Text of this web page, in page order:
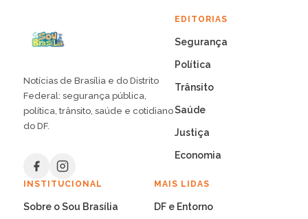
Notícias de Brasília e do Distrito
Federal: segurança pública,
política, trânsito, saúde e cotidiano
do DF.
EDITORIAS
Segurança
Política
Trânsito
Saúde
Justiça
Economia
INSTITUCIONAL
Sobre o Sou Brasília
MAIS LIDAS
DF e Entorno